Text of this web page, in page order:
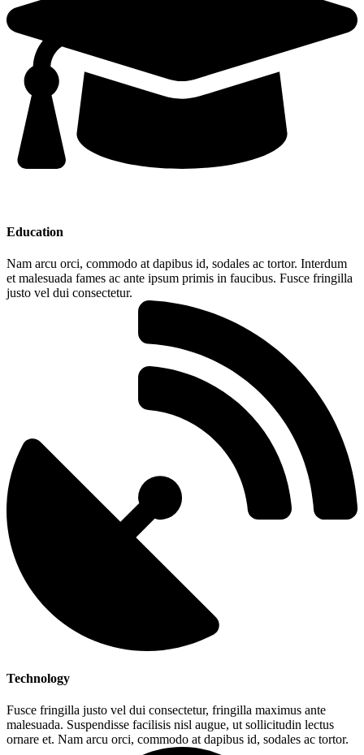
Education
Nam arcu orci, commodo at dapibus id, sodales ac tortor. Interdum
et malesuada fames ac ante ipsum primis in faucibus. Fusce fringilla
justo vel dui consectetur.
Technology
Fusce fringilla justo vel dui consectetur, fringilla maximus ante
malesuada. Suspendisse facilisis nisl augue, ut sollicitudin lectus
ornare et. Nam arcu orci, commodo at dapibus id, sodales ac tortor.